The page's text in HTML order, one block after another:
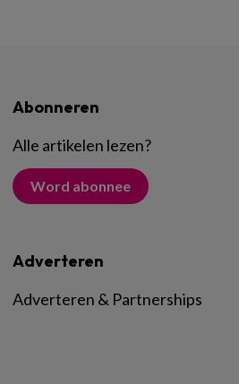
Abonneren
Alle artikelen lezen?
Word abonnee
Adverteren
Adverteren & Partnerships